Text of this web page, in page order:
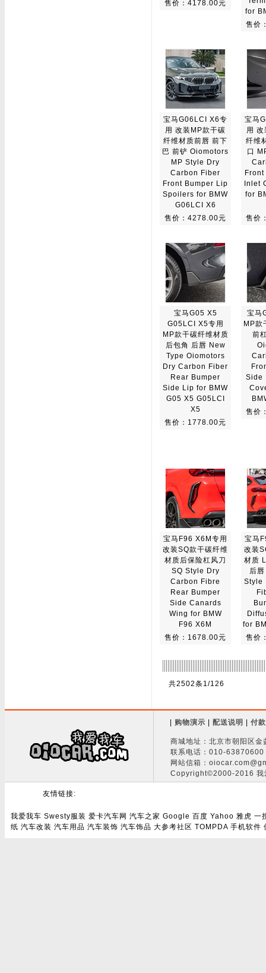
售价：4178.00元
for
售价
宝马G06LCI X6专
用 改装MP款干碳
纤维材质前唇 前下
巴 前铲 Oiomotors
MP Style Dry
Carbon Fiber
Front Bumper Lip
Spoilers for BMW
G06LCI X6
售价：4278.00元
宝马
用 改
纤维
口
Inlet
for
售价
宝马G05 X5
G05LCI X5专用
MP款干碳纤维材质
后包角 后唇 New
Type Oiomotors
Dry Carbon Fiber
Rear Bumper
Side Lip for BMW
G05 X5 G05LCI
X5
售价：1778.00元
宝马
MP款
前
Side
售价
宝马F96 X6M专用
改装SQ款干碳纤维
材质后保险杠风刀
SQ Style Dry
Carbon Fibre
Rear Bumper
Side Canards
Wing for BMW
F96 X6M
售价：1678.00元
宝马
改装
材质
后
Style
for
售价
共2502条1/126
购物演示 配送说明 付
商城地址：北京市朝阳区
联系电话：010-
网站信箱：
Copyright©2000-2016 我
友情链接:
我爱我车 Swesty服装 爱卡汽车网 汽车之家 Google 百度 Yahoo 雅虎 一
纸 汽车改装 汽车用品 汽车装饰 汽车饰品 大参考社区 TOMPDA 手机软件